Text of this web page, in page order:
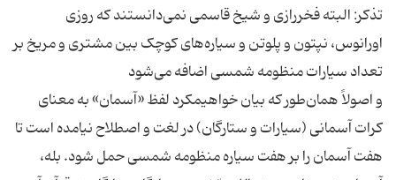
تذکر: البته فخررازی و شیخ قاسمی نمی‌دانستند که روزی
اورانوس، نپتون و پلوتن و سیاره‌های کوچک بین مشتری و مریخ بر
تعداد سیارات منظومه شمسی اضافه می‌شود
و اصولاً همان‌طور که بیان خواهیمکرد لفظ «آسمان» به معنای
کرات آسمانی (سیارات و ستارگان) در لغت و اصطلاح نیامده است تا
هفت آسمان را بر هفت سیاره منظومه شمسی حمل شود. بله،